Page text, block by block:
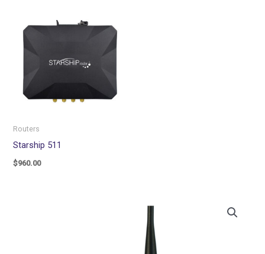
Routers
Starship 511
$960.00